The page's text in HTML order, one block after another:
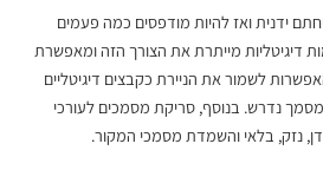
ידנית ואז להיות מודפסים כמה פעמים
דיגיטליות מייתרת את הצורך הזה ומאפשרת
לשמור את הניירת כקבצים דיגיטליים
נדרש. בנוסף, סריקת מסמכים לעורכי
נזק, בלאי והשמדת מסמכי המקור.